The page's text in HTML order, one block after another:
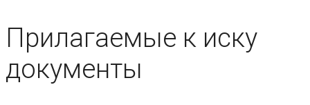
Прилагаемые к иску
документы